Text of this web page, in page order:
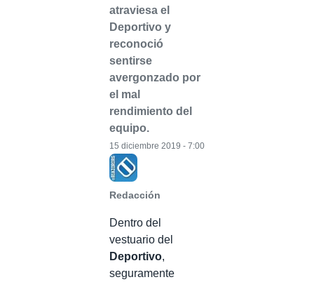
atraviesa el
Deportivo y
reconoció
sentirse
avergonzado por
el mal
rendimiento del
equipo.
Redacción
15 diciembre 2019 - 7:00
Dentro del
vestuario del
Deportivo,
seguramente